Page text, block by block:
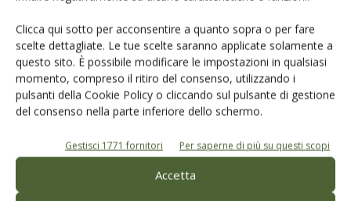
Clicca qui sotto per acconsentire a quanto sopra o per fare
scelte dettagliate. Le tue scelte saranno applicate solamente a
questo sito. È possibile modificare le impostazioni in qualsiasi
momento, compreso il ritiro del consenso, utilizzando i
pulsanti della Cookie Policy o cliccando sul pulsante di gestione
del consenso nella parte inferiore dello schermo.
Gestisci 1771 fornitori Per saperne di più su questi scopi
Accetta